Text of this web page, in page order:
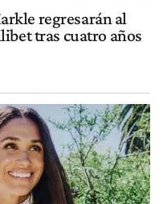
regresarán al
tras cuatro años